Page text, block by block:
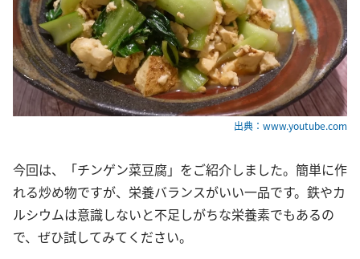
出典：www.youtube.com
今回は、「チンゲン菜豆腐」をご紹介しました。簡単に作
れる炒め物ですが、栄養バランスがいい一品です。鉄やカ
ルシウムは意識しないと不足しがちな栄養素でもあるの
で、ぜひ試してみてください。